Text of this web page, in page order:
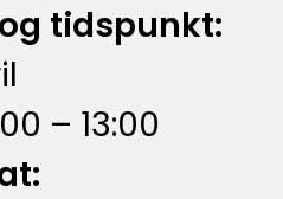
tidspunkt:
– 13:00